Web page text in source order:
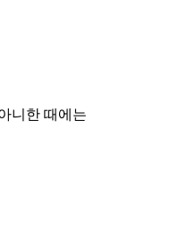
니한 때에는